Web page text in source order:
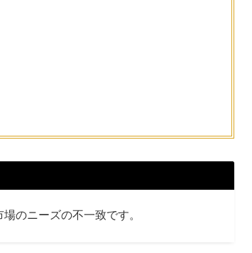
のニーズの不一致です。